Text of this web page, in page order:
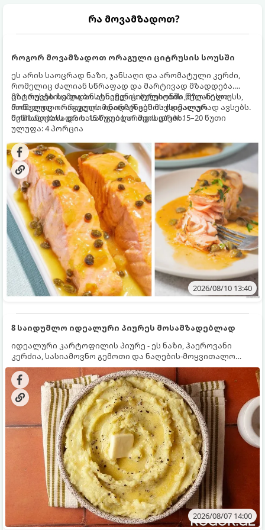
რა მოვამზადოთ?
როგორ მოვამზადოთ ორაგული ციტრუსის სოუსში
ეს არის საოცრად ნაზი, ჯანსაღი და არომატული კერძი,
რომელიც ძალიან სწრაფად და მარტივად მზადდება.
ციტრუსებისა და ბოსტნეულის ბულიონში ნელ-ნელა
მოწალული ორაგული ინარჩუნებს მაქსიმალურ
წვნიანობასა და სასარგებლო თვისებებს.
მზა თევზს ზემოდან ასხამენ ციტრუსების „მზიან“ სოუსს,
რომელიც ორაგულის მდიდარ გემოს იდეალურად ავსებს.
მომზადების დრო: 15 წუთი ხარშვის დრო: 15–20 წუთი
ულუფა: 4 პორცია
2026/08/10 13:40
8 საიდუმლო იდეალური პიურეს მოსამზადებლად
იდეალური კარტოფილის პიურე - ეს ნაზი, ჰაეროვანი
კერძია, სასიამოვნო გემოთი და ნაღების-მოყვითალო
ფერით. მისი მომზადება ძალიან მარტივია, მაგრამ
არსებობს რამდენიმე საიდუმლო, რომლებიც უნდა
იცოდეთ, რომ პიურე იდეალურად გემრიელი გამოვიდეს.
2026/08/07 14:00